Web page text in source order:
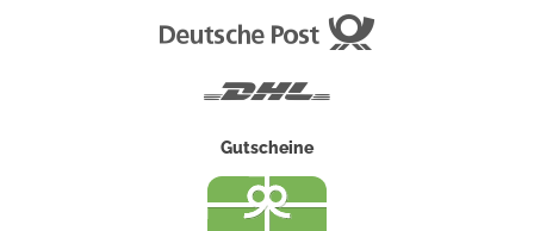
Gutscheine